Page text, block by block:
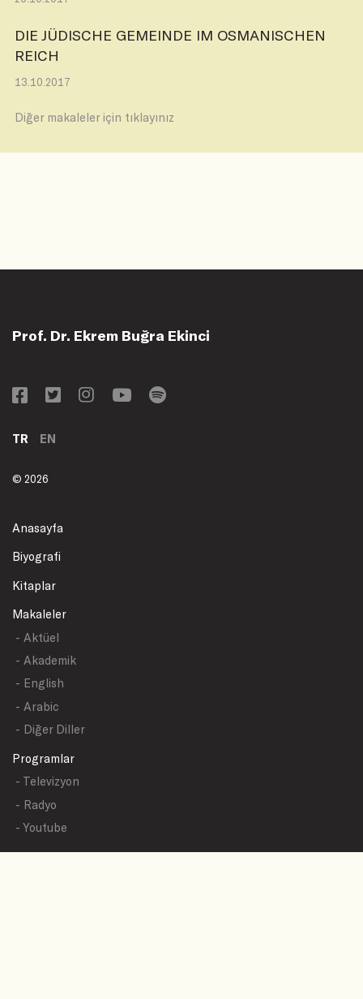
DIE JÜDISCHE GEMEINDE IM OSMANISCHEN
REICH
13.10.2017
Diğer makaleler için tıklayınız
Prof. Dr. Ekrem Buğra Ekinci
TR EN
© 2026
Anasayfa
Biyografi
Kitaplar
Makaleler
- Aktüel
- Akademik
- English
- Arabic
- Diğer Diller
Programlar
- Televizyon
- Radyo
- Youtube
Yazışmalar